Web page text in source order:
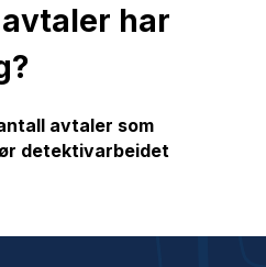
har
avtaler som
detektivarbeidet